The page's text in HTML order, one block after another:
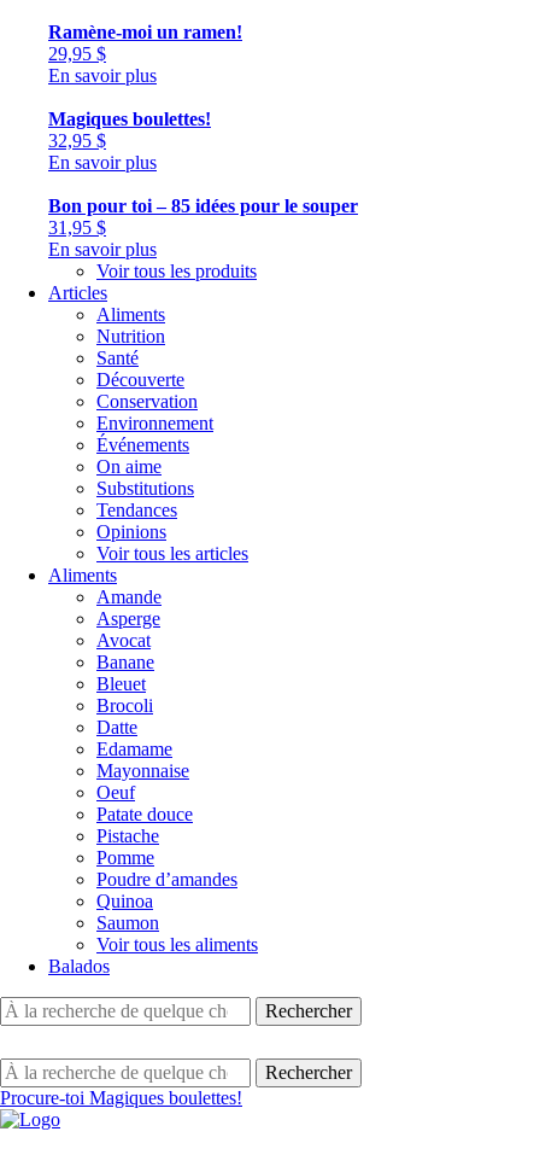
Ramène-moi un ramen!
29,95 $
En savoir plus
Magiques boulettes!
32,95 $
En savoir plus
Bon pour toi – 85 idées pour le souper
31,95 $
En savoir plus
Voir tous les produits
Articles
Aliments
Nutrition
Santé
Découverte
Conservation
Environnement
Événements
On aime
Substitutions
Tendances
Opinions
Voir tous les articles
Aliments
Amande
Asperge
Avocat
Banane
Bleuet
Brocoli
Datte
Edamame
Mayonnaise
Oeuf
Patate douce
Pistache
Pomme
Poudre d’amandes
Quinoa
Saumon
Voir tous les aliments
Balados
Procure-toi Magiques boulettes!